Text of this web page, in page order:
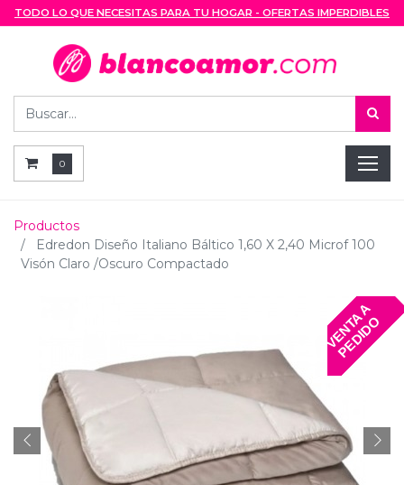
TODO LO QUE NECESITAS PARA TU HOGAR - OFERTAS IMPERDIBLES
0
Productos
Edredon Diseño Italiano Báltico 1,60 X 2,40 Microf 100
Visón Claro /Oscuro Compactado
V
E
N
T
A
A
P
E
D
I
D
O